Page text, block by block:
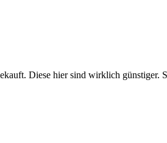
Diese hier sind wirklich günstiger.